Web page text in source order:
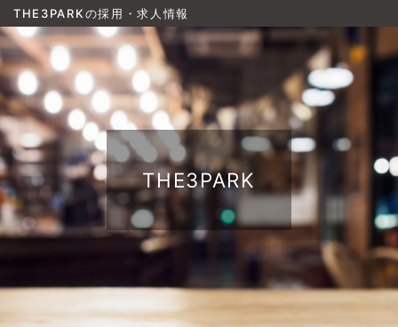
THE3PARKの採用・求人情報
THE3PARK